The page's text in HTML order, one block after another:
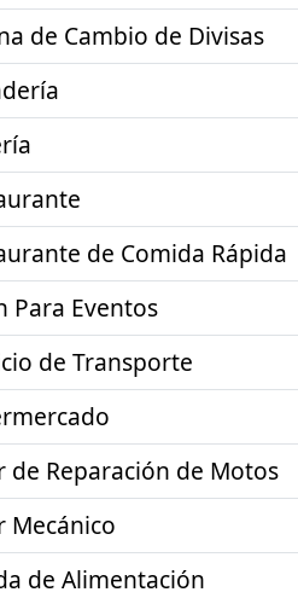
de Cambio de Divisas
de Comida Rápida
Para Eventos
de Transporte
de Reparación de Motos
Mecánico
de Alimentación